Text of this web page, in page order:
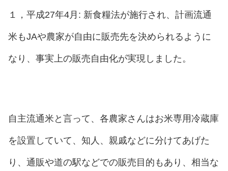
１，平成27年4月: 新食糧法が施行され、計画流通
米もJAや農家が自由に販売先を決められるように
なり、事実上の販売自由化が実現しました。
自主流通米と言って、各農家さんはお米専用冷蔵庫
を設置していて、知人、親戚などに分けてあげた
り、通販や道の駅などでの販売目的もあり、相当な